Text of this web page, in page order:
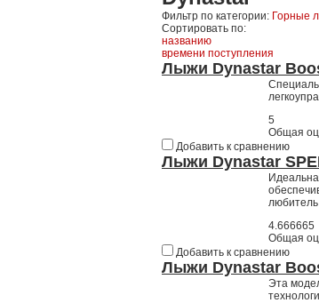
Фильтр по категории: Горные
Сортировать по:
названию
времени поступления
Лыжи Dynastar
5
Общая
Добавить к сравнению
Лыжи Dynastar
4.666665
Общая
Добавить к сравнению
Лыжи Dynastar
Эта